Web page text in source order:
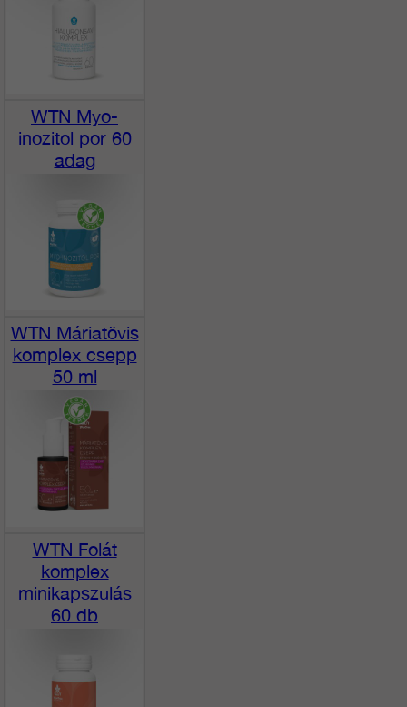
WTN Myo-
inozitol por 60
adag
WTN Máriatövis
komplex csepp
50 ml
WTN Folát
komplex
minikapszulás
60 db